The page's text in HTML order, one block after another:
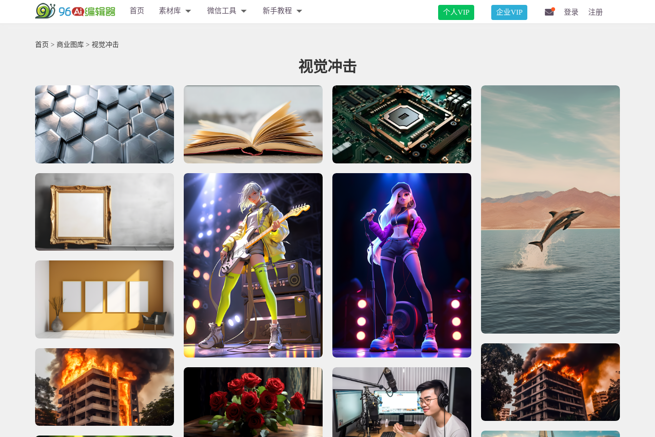
首页 素材库 微信工具 新手教程 个人VIP 企业VIP 登录 注册
首页 > 商业图库 > 视觉冲击
视觉冲击